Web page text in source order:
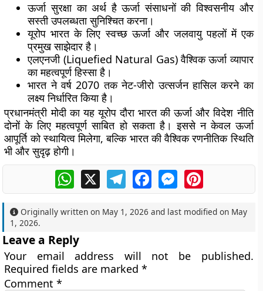
ऊर्जा सुरक्षा का अर्थ है ऊर्जा संसाधनों की विश्वसनीय और
सस्ती उपलब्धता सुनिश्चित करना।
यूरोप भारत के लिए स्वच्छ ऊर्जा और जलवायु पहलों में एक
प्रमुख साझेदार है।
एलएनजी (Liquefied Natural Gas) वैश्विक ऊर्जा व्यापार
का महत्वपूर्ण हिस्सा है।
भारत ने वर्ष 2070 तक नेट-जीरो उत्सर्जन हासिल करने का
लक्ष्य निर्धारित किया है।
प्रधानमंत्री मोदी का यह यूरोप दौरा भारत की ऊर्जा और विदेश नीति
दोनों के लिए महत्वपूर्ण साबित हो सकता है। इससे न केवल ऊर्जा
आपूर्ति को स्थायित्व मिलेगा, बल्कि भारत की वैश्विक रणनीतिक स्थिति
भी और सुदृढ़ होगी।
WhatsApp
X TelegramFacebookMessengerPinterest
Originally written on May 1, 2026 and last modified on May
1, 2026.
Leave a Reply
Your email address will not be published.
Required fields are marked*
Comment*